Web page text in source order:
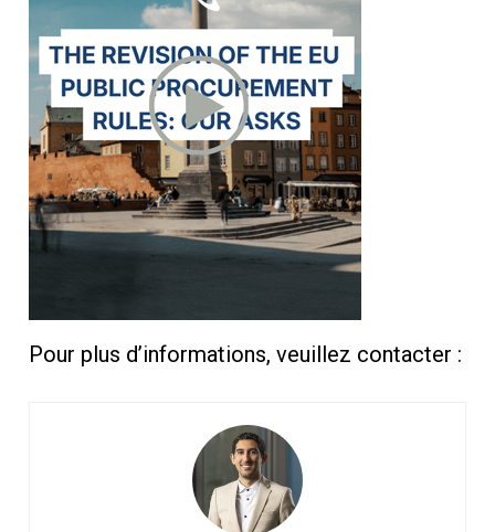
Pour plus d’informations, veuillez contacter :